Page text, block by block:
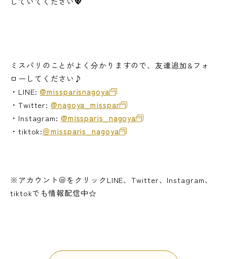
ミスパリのことがよく分かりますので、友達追加&フォ
ローしてください♪
・LINE:@missparisnagoya
・Twitter: @nagoya_misspar
・Instagram: @missparis_nagoya
・tiktok:＠missparis_nagoya
※アカウント＠をクリックLINE、Twitter、Instagram、
tiktokでも情報配信中☆